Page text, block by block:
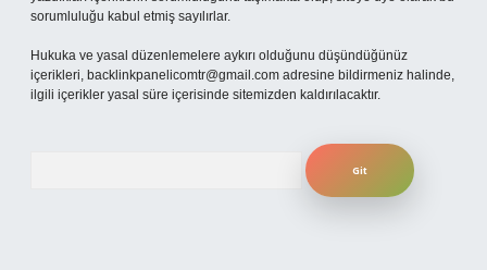
sorumluluğu kabul etmiş sayılırlar.
Hukuka ve yasal düzenlemelere aykırı olduğunu düşündüğünüz
içerikleri, backlinkpanelicomtr@gmail.com adresine bildirmeniz halinde,
ilgili içerikler yasal süre içerisinde sitemizden kaldırılacaktır.